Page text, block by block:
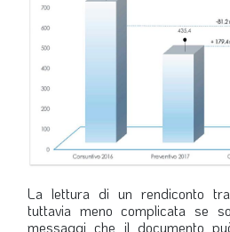
La lettura di un rendiconto
tuttavia meno complicata se
messaggi che il documento